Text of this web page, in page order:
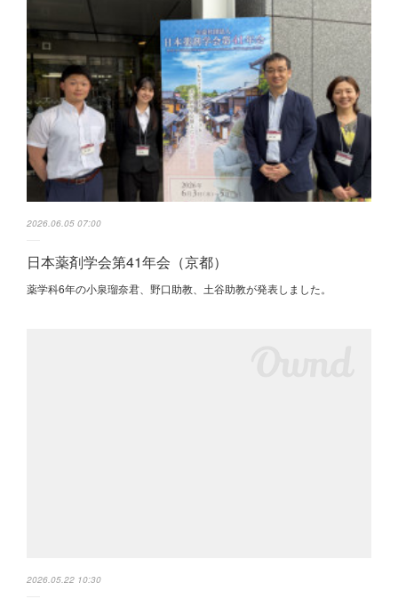
2026.06.05 07:00
日本薬剤学会第41年会（京都）
薬学科6年の小泉瑠奈君、野口助教、土谷助教が発表しました。
2026.05.22 10:30